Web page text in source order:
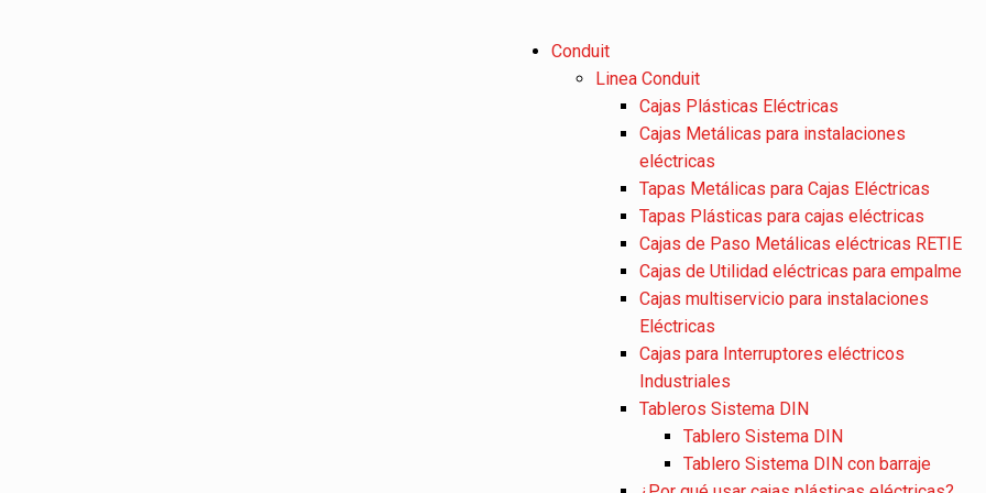
Conduit
Linea Conduit
Cajas Plásticas Eléctricas
Cajas Metálicas para instalaciones
eléctricas
Tapas Metálicas para Cajas Eléctricas
Tapas Plásticas para cajas eléctricas
Cajas de Paso Metálicas eléctricas RETIE
Cajas de Utilidad eléctricas para empalme
Cajas multiservicio para instalaciones
Eléctricas
Cajas para Interruptores eléctricos
Industriales
Tableros Sistema DIN
Tablero Sistema DIN
Tablero Sistema DIN con barraje